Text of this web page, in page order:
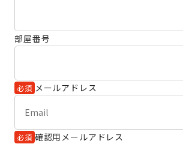
部屋番号
必須 メールアドレス
必須 確認用メールアドレス